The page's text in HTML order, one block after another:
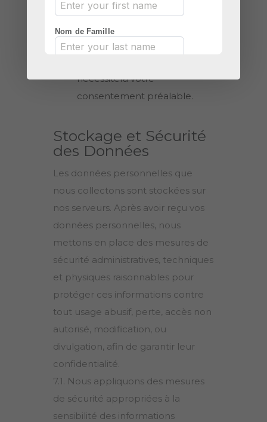
divulgation de vos données
personnelles à des fins
différentes de celles décrites
nécessitera votre
consentement préalable.
Stockage et Sécurité
des Données
Les données personnelles que
nous collectons sont stockées sur
nos serveurs. Après avoir reçu vos
données personnelles, nous
mettons en place des mesures de
sécurité administratives, techniques
et physiques raisonnables pour
protéger ces informations contre
tout usage abusif, perte, accès non
autorisé, modification, ou
divulgation, afin de garantir leur
confidentialité.
7.1. Nous appliquons des mesures
de sécurité appropriées à la
sensibilité des informations